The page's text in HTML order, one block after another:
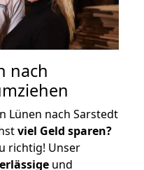
nach
Lünen nach Sarstedt
viel Geld sparen?
richtig! Unser
und